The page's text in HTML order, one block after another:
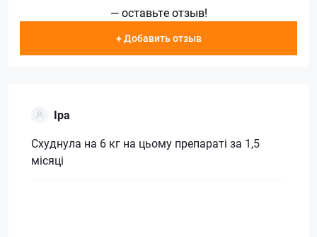
— оставьте отзыв!
+ Добавить отзыв
Іра
Схуднула на 6 кг на цьому препараті за 1,5
місяці